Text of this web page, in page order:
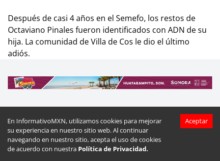
En InformativoMXN, utilizamos cookies para mejorar
su experiencia en nuestro sitio web. Al continuar
navegando en nuestro sitio, acepta el uso de cookies
de acuerdo con nuestra Política de Privacidad.
Aceptar
Después de casi 4 años en el Semefo, los restos de
Octaviano Pinales fueron identificados con ADN de su
hija. La comunidad de Villa de Cos le dio el último
adiós.
Más videos deZacatecas